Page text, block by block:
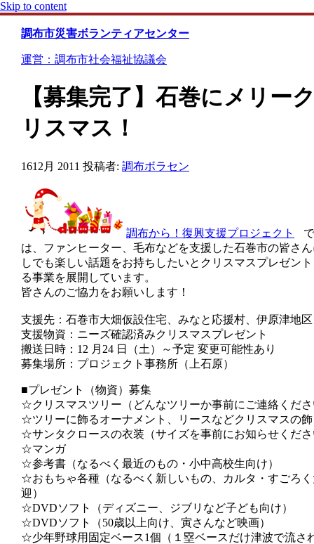
Skip to content
調布市災害ボランティアセンター
運営：調布市社会福祉協議会
【募集完了】石巻にメリー
リスマス！
1612月 2011 投稿者: 調布ボラセン
調布から！復興支援プロジェクト
で
は、ファンヒーター、毛布などを支援した石巻市の皆さ
しでも楽しい話題をお持ちしたいとクリスマスプレゼン
る事業を展開しています。
皆さんのご協力をお願いします！
支援先：石巻市大畑仮設住宅、みなと応援村、伊原津地区
支援物資：ニーズ確認済みクリスマスプレゼント
搬送日時：12 月24 日（土）～予定 変更可能性あり
募集場所：プロジェクト事務所（上石原）
■プレゼント（物資）募集
☆クリスマスツリー（どんなツリーか事前にご連絡くだ
☆ツリーに飾るオーナメント、リースなどクリスマスの
☆サンタクロースの衣装（サイズを事前にお知らせくだ
☆マンガ
☆参考書（なるべく最近のもの・小中高校生向け）
☆おもちゃ各種（なるべく新しいもの、カルタ・すごろ
迎）
☆DVDソフト（ディズニー、ジブリなど子ども向け）
☆DVDソフト（50歳以上向け、寅さんなど映画）
☆少年野球用固定ベース1個（１塁ベースだけ津波で流さ